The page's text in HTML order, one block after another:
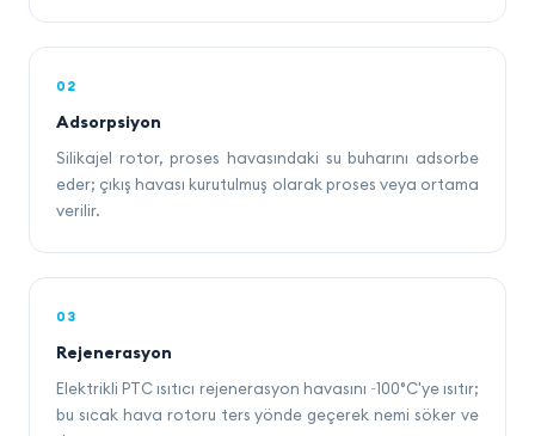
02
Adsorpsiyon
Silikajel rotor, proses havasındaki su buharını adsorbe
eder; çıkış havası kurutulmuş olarak proses veya ortama
verilir.
03
Rejenerasyon
Elektrikli PTC ısıtıcı rejenerasyon havasını ~100°C'ye ısıtır;
bu sıcak hava rotoru ters yönde geçerek nemi söker ve